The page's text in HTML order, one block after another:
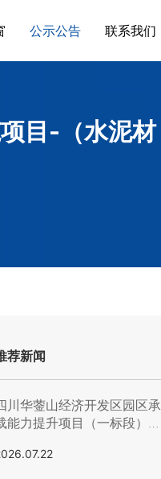
公示公告 联系我们
目-（水泥材
荐新闻
川华蓥山经济开发区园区承
能力提升项目（一标段）管
次）流标公示